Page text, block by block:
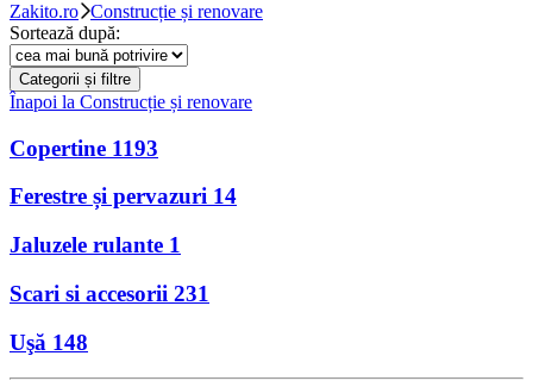
Zakito.ro Construcție și renovare
Sortează după:
Categorii și filtre
Înapoi la Construcție și renovare
Copertine 1193
Ferestre și pervazuri 14
Jaluzele rulante 1
Scari si accesorii 231
Uşă 148